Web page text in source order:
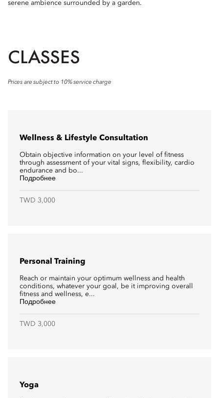
serene ambience surrounded by a garden.
CLASSES
Prices are subject to 10% service charge
Wellness & Lifestyle Consultation
Obtain objective information on your level of fitness
through assessment of your vital signs, flexibility, cardio
endurance and bo...
Подробнее
TWD 3,000
Personal Training
Reach or maintain your optimum wellness and health
conditions, whatever your goal, be it improving overall
fitness and wellness, e...
Подробнее
TWD 3,000
Yoga